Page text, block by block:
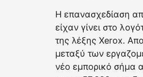
Η επανασχεδίαση
είχαν γίνει στο
της λέξης Xerox.
μεταξύ των
νέο εμπορικό σήμα